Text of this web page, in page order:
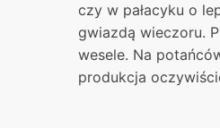
czy w pałacyku o
gwiazdą wieczoru.
wesele. Na
produkcja